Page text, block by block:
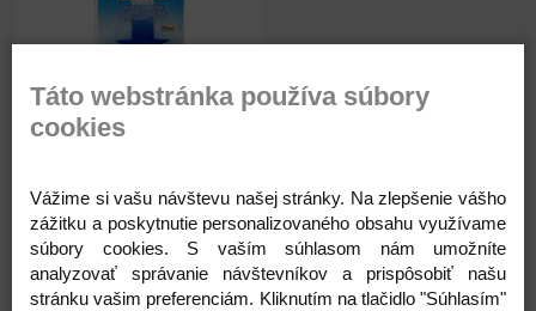
Nedostupné
1,55 €
1,26 € ( bez DPH )
Táto webstránka používa súbory
cookies
Vážime si vašu návštevu našej stránky. Na zlepšenie vášho
zážitku a poskytnutie personalizovaného obsahu využívame
súbory cookies. S vaším súhlasom nám umožníte
analyzovať správanie návštevníkov a prispôsobiť našu
stránku vašim preferenciám. Kliknutím na tlačidlo "Súhlasím"